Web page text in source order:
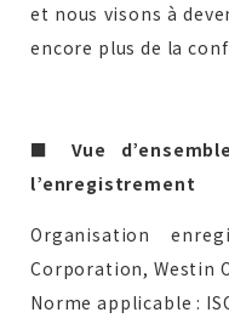
et nous visons à
encore plus de la
■ Vue
l’enregistrement
Organisation
Corporation, Westin
Norme applicable :